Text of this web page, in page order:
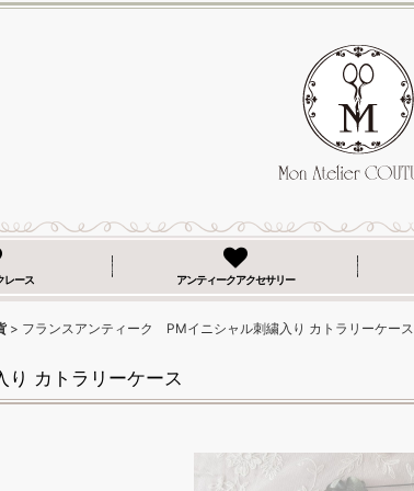
レース アンティークアクセサリー
> フランスアンティーク PMイニシャル刺繍入り カトラリーケース
カトラリーケース